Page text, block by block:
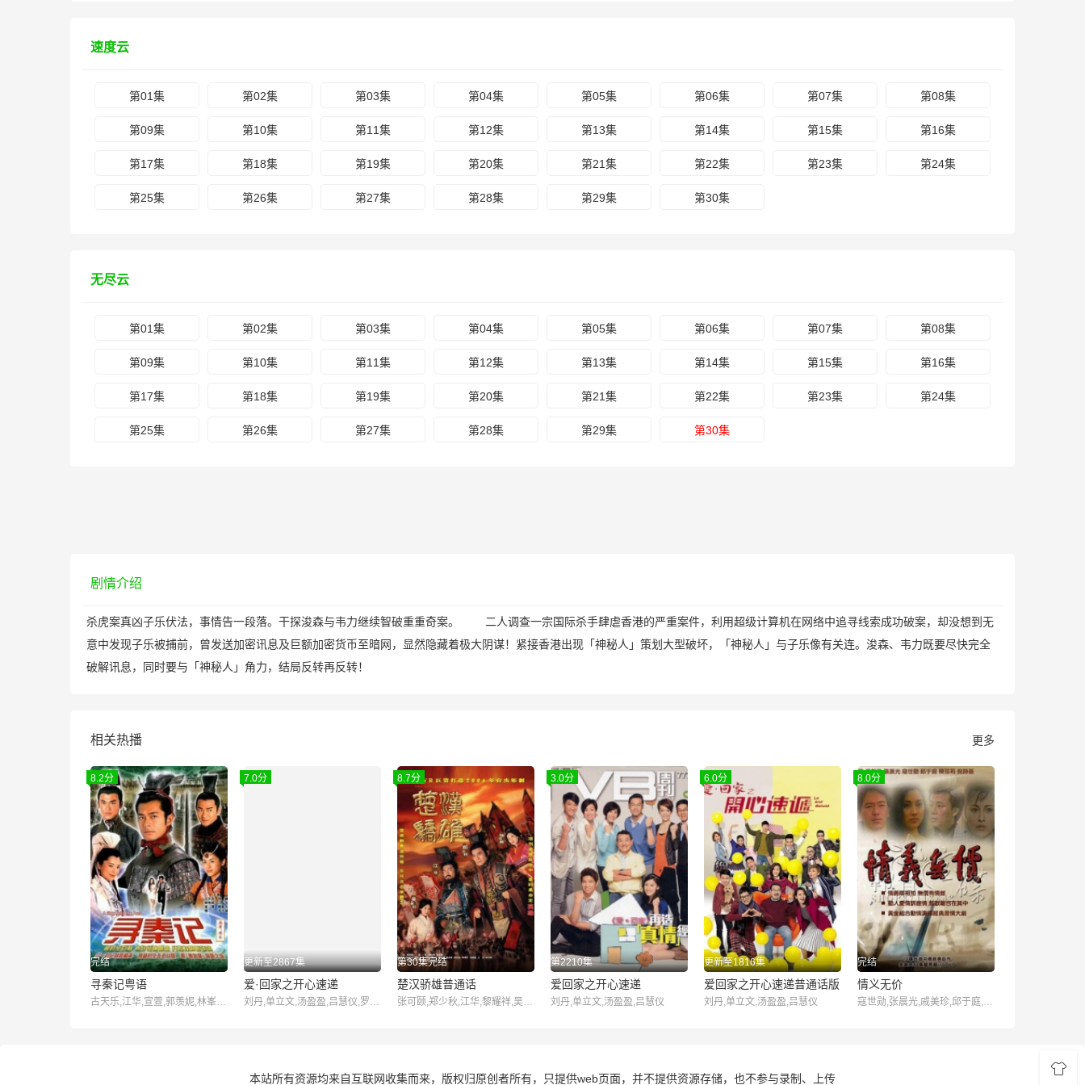
速度云
第01集 第02集 第03集 第04集 第05集 第06集 第07集 第08集
第09集 第10集 第11集 第12集 第13集 第14集 第15集 第16集
第17集 第18集 第19集 第20集 第21集 第22集 第23集 第24集
第25集 第26集 第27集 第28集 第29集 第30集
无尽云
第01集 第02集 第03集 第04集 第05集 第06集 第07集 第08集
第09集 第10集 第11集 第12集 第13集 第14集 第15集 第16集
第17集 第18集 第19集 第20集 第21集 第22集 第23集 第24集
第25集 第26集 第27集 第28集 第29集 第30集
剧情介绍
杀虎案真凶子乐伏法，事情告一段落。干探浚森与韦力继续智破重重奇案。 二人调查一宗国际杀手肆虐香港的严重案件，利用超级计算机在网络中追寻线索成功破案，却没想到无
意中发现子乐被捕前，曾发送加密讯息及巨额加密货币至暗网，显然隐藏着极大阴谋！紧接香港出现「神秘人」策划大型破坏，「神秘人」与子乐像有关连。浚森、韦力既要尽快完全
破解讯息，同时要与「神秘人」角力，结局反转再反转！
相关热播 更多
8.2分
完结
寻秦记粤语
古天乐,江华,宣萱,郭羡妮,林峯,滕丽名,郑雪儿,雪梨,郭锋
7.0分
更新至2867集
爱·回家之开心速递
刘丹,单立文,汤盈盈,吕慧仪,罗乐林,马贯东,苏韵姿,周嘉洛,陈浚霆,吴伟豪
8.7分
第30集完结
楚汉骄雄普通话
张可颐,郑少秋,江华,黎耀祥,吴美珩,蒋志光,林韦辰,艾威,陈荣峻,鲁振顺,邵传勇,余子明,郑子诚,罗乐林,黄泽锋,王俊棠,江汉
3.0分
第2210集
爱回家之开心速递
刘丹,单立文,汤盈盈,吕慧仪
6.0分
更新至1816集
爱回家之开心速递普通话版
刘丹,单立文,汤盈盈,吕慧仪
8.0分
完结
情义无价
寇世勋,张晨光,戚美珍,邱于庭,倪诗蓓,陈莎莉,张冲,田丰,关毅,赵学煌,阮宗泗,王志刚,王瑞,胡翔评,唐复雄,金十二
本站所有资源均来自互联网收集而来，版权归原创者所有，只提供web页面，并不提供资源存储，也不参与录制、上传